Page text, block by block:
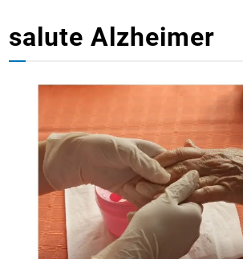
salute Alzheimer